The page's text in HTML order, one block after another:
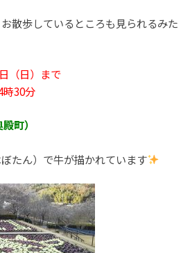
散歩しているところも見られるみた
（日）まで
時30分
町）
たん）で牛が描かれています